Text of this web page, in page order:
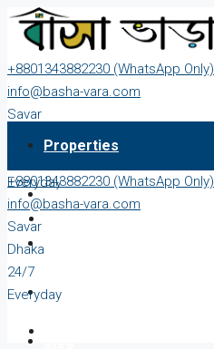
+8801343882230 (WhatsApp Only)
info@basha-vara.com
Savar
Everyday
Properties
About
Start Earning
+8801343882230 (WhatsApp Only)
info@basha-vara.com
Savar
Dhaka
24/7
Everyday